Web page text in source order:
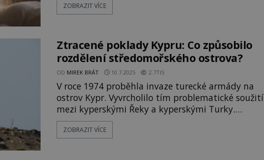
ruce. Rozrazí dveře od jeho domu a vyčerpáním
Její dech je přer
ZOBRAZIT VÍCE
Ztracené poklady Kypru: Co způsobilo
rozdělení středomořského ostrova?
OD MIREK BRÁT 10.7.2025 2.7TIS
V roce 1974 proběhla invaze turecké armády na
ostrov Kypr. Vyvrcholilo tím problematické soužití
mezi kyperskými Řeky a kyperskými Turky.
Ostrov je stále rozdělen. Část ostrova nyní
zahrnuje území Kyperské republiky. Sever je pod
ZOBRAZIT VÍCE